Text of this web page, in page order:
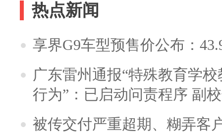
热点新闻
享界G9车型预售价公布：
广东雷州通报“特殊教育学
行为”：已启动问责程序 副
被传交付严重超期、糊弄客